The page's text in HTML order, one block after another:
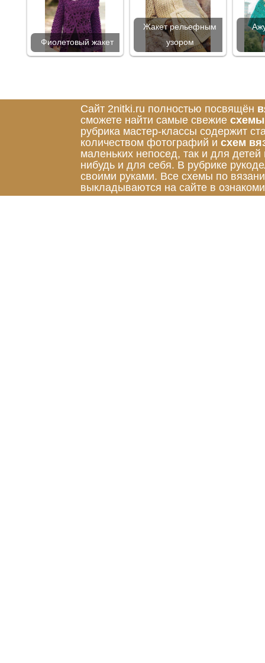
Фиолетовый жакет
Жакет рельефным
узором
Сайт 2nitki.ru полностью посвящён
сможете найти самые свежие схемы
рубрика мастер-классы содержит
количеством фотографий и схем
маленьких непосед, так и для
нибудь и для себя. В рубрике
своими руками. Все схемы по
выкладываются на сайте в